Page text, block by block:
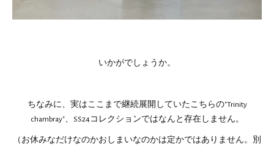
いかがでしょうか。
ちなみに、実はここまで継続展開していたこちらの"Trinity
chambray"、SS24コレクションではなんと存在しません。
（お休みなだけなのかおしまいなのかは定かではありません。別